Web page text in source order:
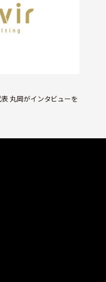
丸岡がインタビューを